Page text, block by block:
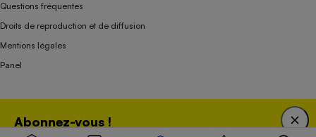
Abonnez-vous !
Questions fréquentes
Droits de reproduction et de diffusion
Mentions légales
Panel
Association indépendante de l’État, des syndicats, des producteurs et des
distributeurs depuis 1951.